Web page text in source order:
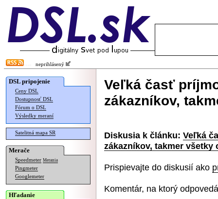
neprihlásený
DSL pripojenie
Ceny DSL
Dostupnosť DSL
Fórum o DSL
Výsledky meraní
Satelitná mapa SR
Merače
Speedmeter Merania
Pingmeter
Googlemeter
Hľadanie
Veľká časť
zákazníkov,
Diskusia k článku: Veľká
zákazníkov, takmer všetky
Prispievajte do diskusií ako
Komentár, na ktorý